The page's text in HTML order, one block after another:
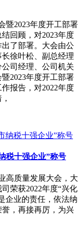
暨2023年度开工部署
回顾，对2023年度
了部署。大会由公
徐叶松、副总经理
司经理、公司机关
2023年度开工部署
报告，对2022年度
税十强企业”称号
高质量发展大会，大
荣获2022年度“兴化
企业的责任，依法纳
，再接再厉，为兴